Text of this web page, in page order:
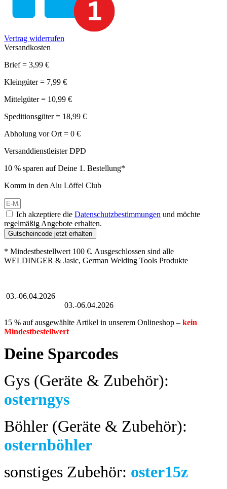
Vertrag widerrufen
Versandkosten
Brief = 3,99 €
Kleingüter = 7,99 €
Mittelgüter = 10,99 €
Speditionsgüter = 18,99 €
Abholung vor Ort = 0 €
Versanddienstleister DPD
10 % sparen auf Deine 1. Bestellung*
Komm in den Alu Löffel Club
Ich akzeptiere die Datenschutzbestimmungen und möchte
regelmäßig Angebote erhalten.
Gutscheincode jetzt erhalten
* Mindestbestellwert 100 €. Ausgeschlossen sind alle
WELDINGER & Jasic, German Welding Tools Produkte
03.-06.04.2026
03.-06.04.2026
15 % auf ausgewählte Artikel in unserem Onlineshop – kein
Mindestbestellwert
Deine Sparcodes
Gys (Geräte & Zubehör):
osterngys
Böhler (Geräte & Zubehör):
osternböhler
sonstiges Zubehör: oster15z